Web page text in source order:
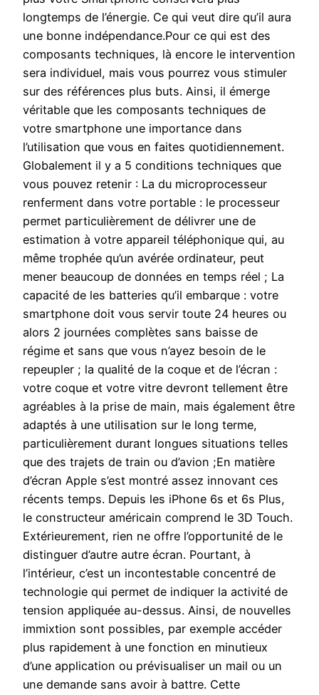
longtemps de l’énergie. Ce qui veut dire qu’il aura
une bonne indépendance.Pour ce qui est des
composants techniques, là encore le intervention
sera individuel, mais vous pourrez vous stimuler
sur des références plus buts. Ainsi, il émerge
véritable que les composants techniques de
votre smartphone une importance dans
l’utilisation que vous en faites quotidiennement.
Globalement il y a 5 conditions techniques que
vous pouvez retenir : La du microprocesseur
renferment dans votre portable : le processeur
permet particulièrement de délivrer une de
estimation à votre appareil téléphonique qui, au
même trophée qu’un avérée ordinateur, peut
mener beaucoup de données en temps réel ; La
capacité de les batteries qu’il embarque : votre
smartphone doit vous servir toute 24 heures ou
alors 2 journées complètes sans baisse de
régime et sans que vous n’ayez besoin de le
repeupler ; la qualité de la coque et de l’écran :
votre coque et votre vitre devront tellement être
agréables à la prise de main, mais également être
adaptés à une utilisation sur le long terme,
particulièrement durant longues situations telles
que des trajets de train ou d’avion ;En matière
d’écran Apple s’est montré assez innovant ces
récents temps. Depuis les iPhone 6s et 6s Plus,
le constructeur américain comprend le 3D Touch.
Extérieurement, rien ne offre l’opportunité de le
distinguer d’autre autre écran. Pourtant, à
l’intérieur, c’est un incontestable concentré de
technologie qui permet de indiquer la activité de
tension appliquée au-dessus. Ainsi, de nouvelles
immixtion sont possibles, par exemple accéder
plus rapidement à une fonction en minutieux
d’une application ou prévisualiser un mail ou un
une demande sans avoir à battre. Cette